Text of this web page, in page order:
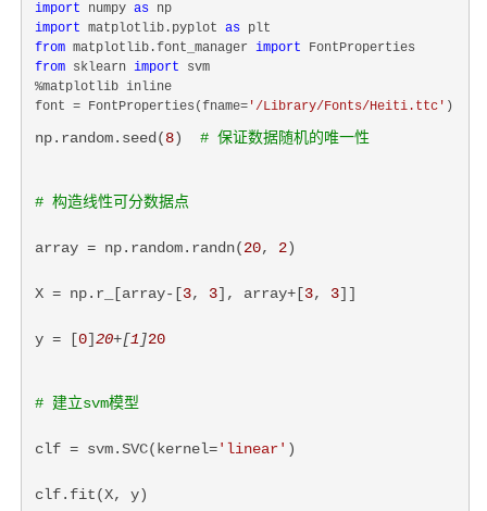
import numpy as
import matplotlib.pyplot as
from matplotlib.font_manager import
from sklearn import svm
%matplotlib inline
font = FontProperties(fname= '/Library/Fonts/Heiti.ttc'
np.random.seed(8) # 保证数据随机的唯一性
# 构造线性可分数据点
array = np.random.randn(20, 2)
X = np.r_[array-[3, 3], array+[3, 3]]
y = [0]20+[1]20
# 建立svm模型
clf = svm.SVC(kernel='linear' )
clf.fit(X, y)